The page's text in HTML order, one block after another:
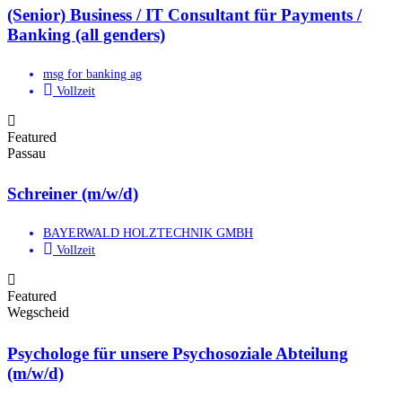
(Senior) Business / IT Consultant für Payments /
Banking (all genders)
msg for banking ag
Vollzeit
Featured
Passau
Schreiner (m/w/d)
BAYERWALD HOLZTECHNIK GMBH
Vollzeit
Featured
Wegscheid
Psychologe für unsere Psychosoziale Abteilung
(m/w/d)